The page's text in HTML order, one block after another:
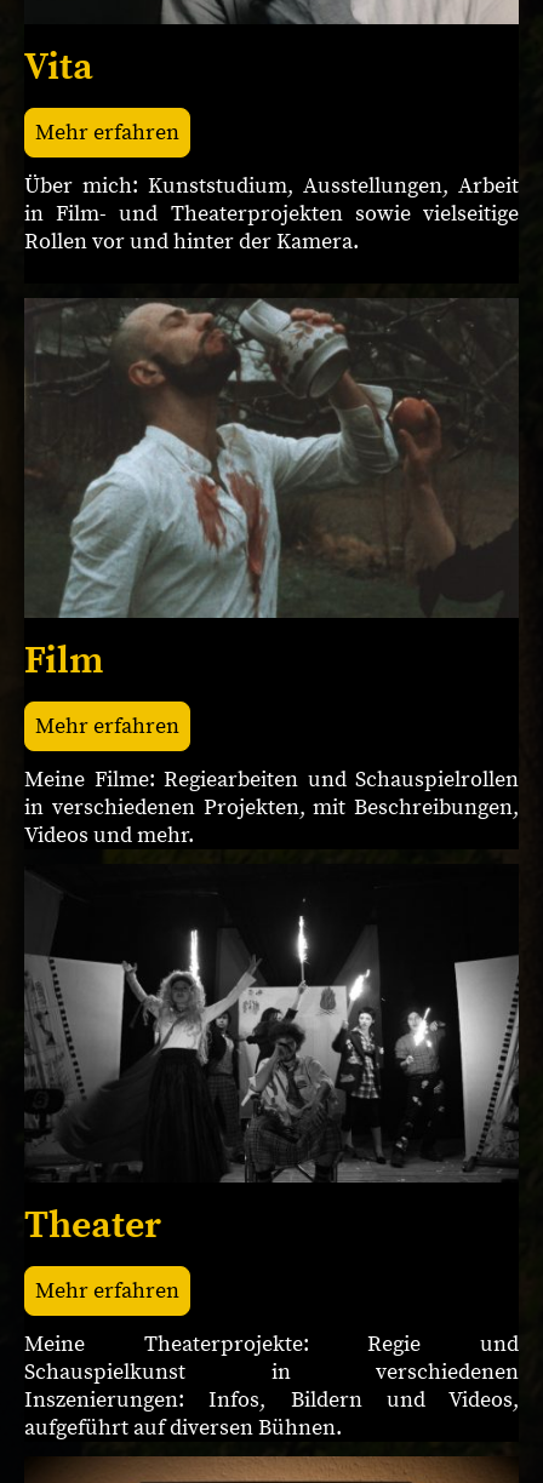
Vita
Über mich: Kunststudium, Ausstellungen, Arbeit
in Film- und Theaterprojekten sowie vielseitige
Rollen vor und hinter der Kamera.
Mehr erfahren
Film
Mehr erfahren
Meine Filme: Regiearbeiten und Schauspielrollen
in verschiedenen Projekten, mit Beschreibungen,
Videos und mehr.
Theater
Meine Theaterprojekte: Regie und
Schauspielkunst in verschiedenen
Inszenierungen: Infos, Bildern und Videos,
aufgeführt auf diversen Bühnen.
Mehr erfahren